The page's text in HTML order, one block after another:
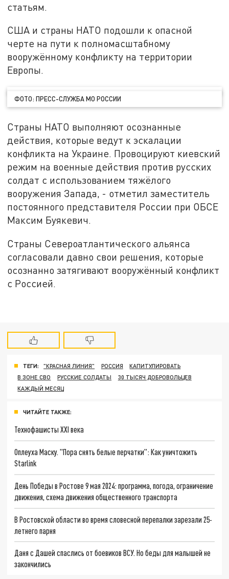
статьям.
США и страны НАТО подошли к опасной
черте на пути к полномасштабному
вооружённому конфликту на территории
Европы.
ФОТО: ПРЕСС-СЛУЖБА МО РОССИИ
Страны НАТО выполняют осознанные
действия, которые ведут к эскалации
конфликта на Украине. Провоцируют киевский
режим на военные действия против русских
солдат с использованием тяжёлого
вооружения Запада, - отметил заместитель
постоянного представителя России при ОБСЕ
Максим Буякевич.
Страны Североатлантического альянса
согласовали давно свои решения, которые
осознанно затягивают вооружённый конфликт
с Россией.
ТЕГИ: "КРАСНАЯ ЛИНИЯ" РОССИЯ
КАПИТУЛИРОВАТЬ
В ЗОНЕ СВО
РУССКИЕ СОЛДАТЫ
30 ТЫСЯЧ ДОБРОВОЛЬЦЕВ
КАЖДЫЙ МЕСЯЦ
ЧИТАЙТЕ ТАКЖЕ:
Технофашисты XXI века
Оплеуха Маску. "Пора снять белые перчатки": Как уничтожить
Starlink
День Победы в Ростове 9 мая 2024: программа, погода, ограничение
движения, схема движения общественного транспорта
В Ростовской области во время словесной перепалки зарезали 25-
летнего парня
Даня с Дашей спаслись от боевиков ВСУ. Но беды для малышей не
закончились